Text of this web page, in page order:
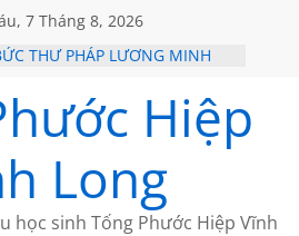
7 Tháng 8, 2026
THƯ PHÁP LƯƠNG MINH
SỬ HỒI XƯA
ĐỜI ĐI QUA NHỮNG TRANG
CỦA CHÂU LỆ DUNG
PHÊ NGẮM NÚI
Hiệp
Long
học sinh Tống Phước Hiệp Vĩnh